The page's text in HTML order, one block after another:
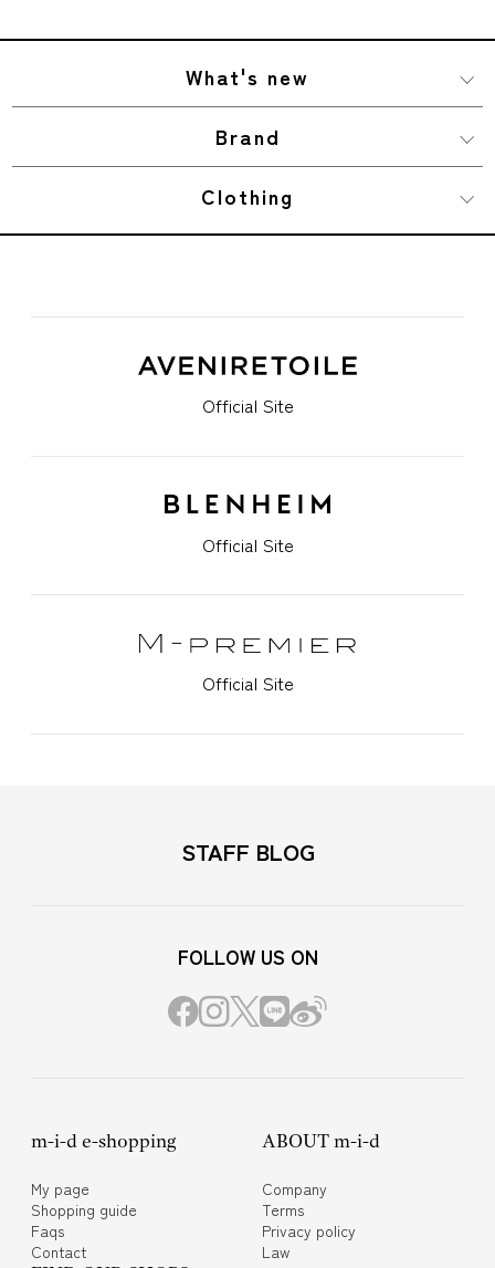
What's new
Brand
Clothing
Official Site
Official Site
Official Site
STAFF BLOG
FOLLOW US ON
m-i-d e-shopping
My page
Shopping guide
Faqs
Contact
ABOUT m-i-d
Company
Terms
Privacy policy
Law